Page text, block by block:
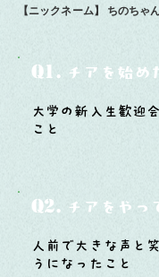
【ニックネーム】 ちのちゃ
Q1. チアを始め
大学の新入生歓迎
こと
Q2. チアをやっ
人前で大きな声と
うになったこと